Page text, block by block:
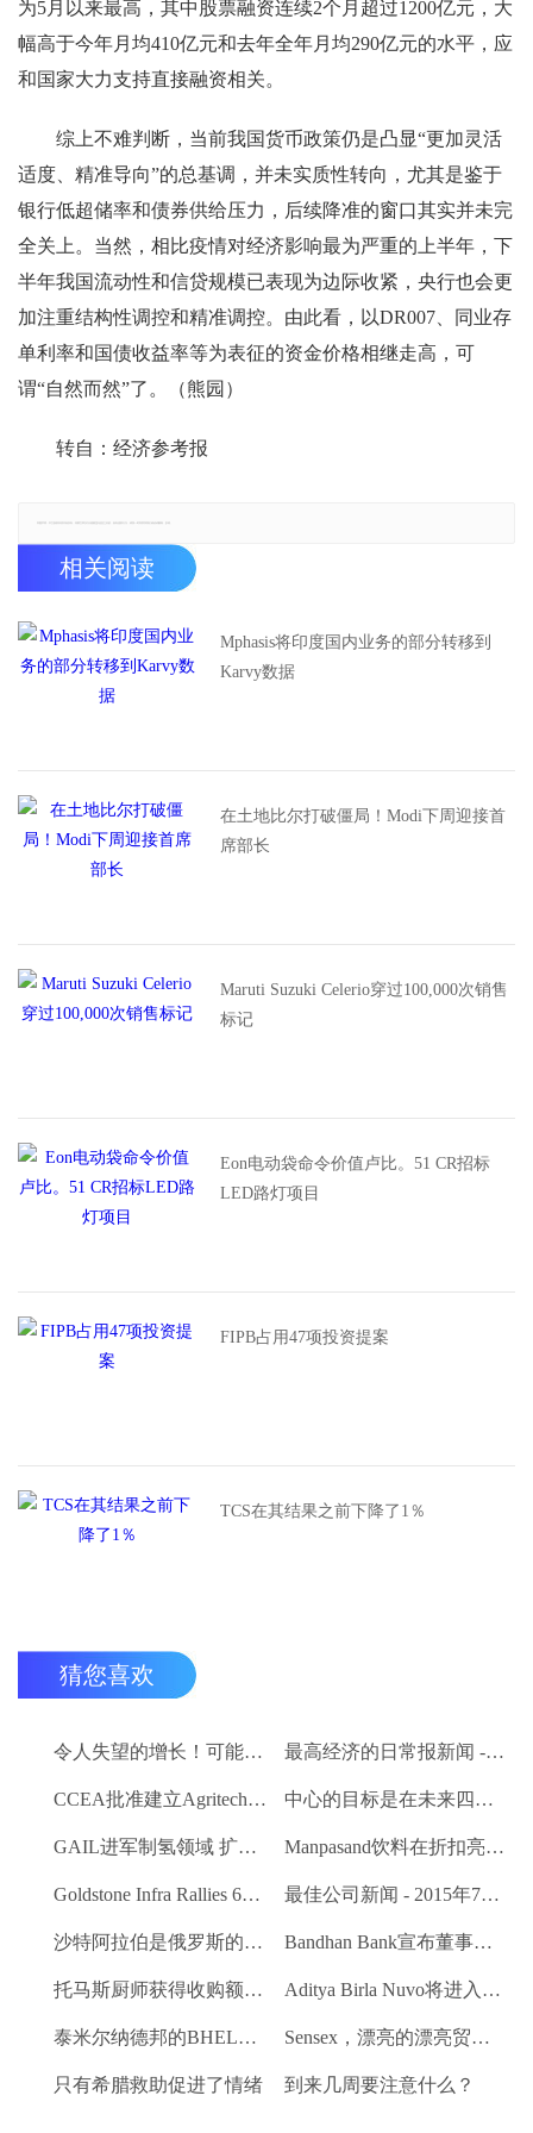
为5月以来最高，其中股票融资连续2个月超过1200亿元，大
幅高于今年月均410亿元和去年全年月均290亿元的水平，应
和国家大力支持直接融资相关。
综上不难判断，当前我国货币政策仍是凸显“更加灵活
适度、精准导向”的总基调，并未实质性转向，尤其是鉴于
银行低超储率和债券供给压力，后续降准的窗口其实并未完
全关上。当然，相比疫情对经济影响最为严重的上半年，下
半年我国流动性和信贷规模已表现为边际收紧，央行也会更
加注重结构性调控和精准调控。由此看，以DR007、同业存
单利率和国债收益率等为表征的资金价格相继走高，可
谓“自然而然”了。（熊园）
转自：经济参考报
相关阅读
Mphasis将印度国内业务的部分转移到
Karvy数据
在土地比尔打破僵局！Modi下周迎接首
席部长
Maruti Suzuki Celerio穿过100,000次销售
标记
Eon电动袋命令价值卢比。51 CR招标
LED路灯项目
FIPB占用47项投资提案
TCS在其结果之前下降了1％
猜您喜欢
令人失望的增长！可能在下面的估计值为2.7％ 最高经济的日常报新闻 - 2015年7月9日
CCEA批准建立Agritech基础设施基金;卢比的分配预算。200亿卢比 中心的目标是在未来四个月内创建一个包含8000万农民的数据库
GAIL进军制氢领域 扩大其可再生能源产品组合 Manpasand饮料在折扣亮相时交易
Goldstone Infra Rallies 6％;计划出售聚合物绝缘人司 最佳公司新闻 - 2015年7月8日
沙特阿拉伯是俄罗斯的背后离开美国吗？ Bandhan Bank宣布董事会，推出徽标
托马斯厨师获得收购额外的办公空间 Aditya Birla Nuvo将进入太阳能
泰米尔纳德邦的BHEL佣金500 MW热量单位 Sensex，漂亮的漂亮贸易略有
只有希腊救助促进了情绪 到来几周要注意什么？